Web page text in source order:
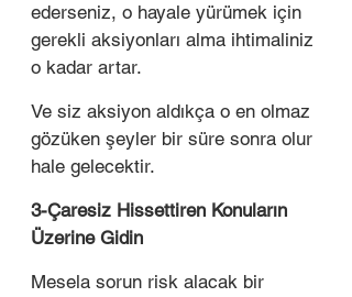
ederseniz, o hayale yürümek için
gerekli aksiyonları alma ihtimaliniz
o kadar artar.
Ve siz aksiyon aldıkça o en olmaz
gözüken şeyler bir süre sonra olur
hale gelecektir.
3-Çaresiz Hissettiren Konuların
Üzerine Gidin
Mesela sorun risk alacak bir